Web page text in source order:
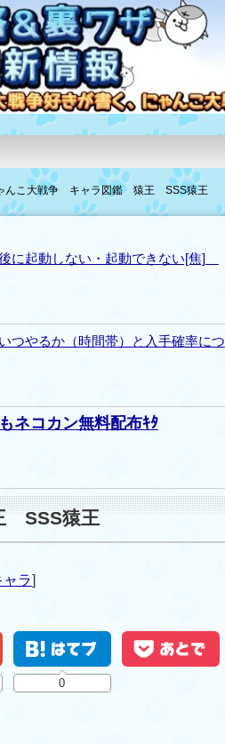
んこ大戦争 キャラ図鑑 猿王 SSS猿王
に起動しない・起動できない[焦]
つやるか（時間帯）と入手確率につ
ネコカン無料配布ｷﾀ
SSS猿王
ラ]
0